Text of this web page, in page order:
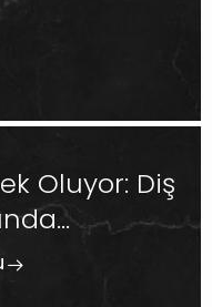
Oluyor: Diş